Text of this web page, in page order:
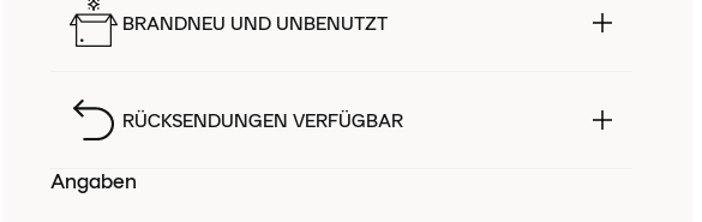
BRANDNEU UND UNBENUTZT
RÜCKSENDUNGEN VERFÜGBAR
Angaben